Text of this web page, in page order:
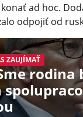
ad hoc.
odpojiť od
ZAUJÍMAŤ
rodina